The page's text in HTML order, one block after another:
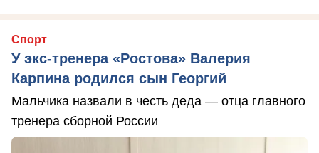
Спорт
У экс-тренера «Ростова» Валерия
Карпина родился сын Георгий
Мальчика назвали в честь деда — отца главного
тренера сборной России